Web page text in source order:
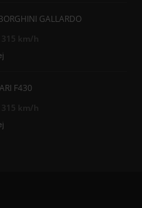
GALLARDO
315 km/h
F430
315 km/h